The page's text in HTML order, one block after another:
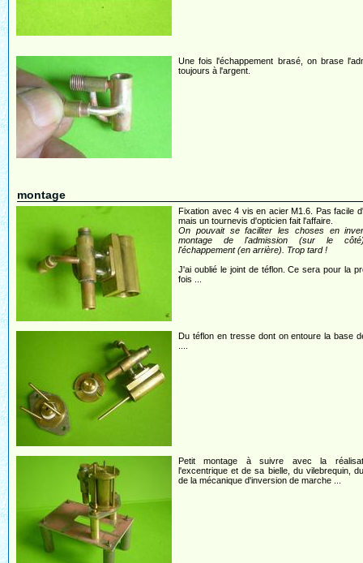
Une fois l'échappement brasé, on brase
toujours à l'argent.
montage
Fixation avec 4 vis en acier M1.6. Pas facile
mais un tournevis d'opticien fait l'affaire.
On pouvait se faciliter les choses en
montage de l'admission (sur le
l'échappement (en arrière). Trop tard !
J'ai oublié le joint de téflon. Ce sera pour la
fois ...
Du téflon en tresse dont on entoure la base
Petit montage à suivre avec la
l'excentrique et de sa bielle, du vilebrequin,
de la mécanique d'inversion de marche ...